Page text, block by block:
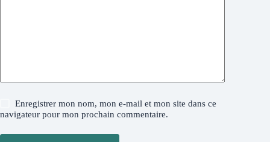
Enregistrer mon nom, mon e-mail et mon site dans ce
navigateur pour mon prochain commentaire.